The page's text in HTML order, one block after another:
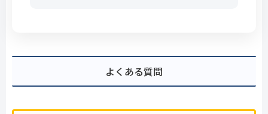
よくある質問